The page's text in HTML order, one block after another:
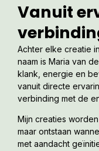
Vanuit
Achter elke creatie
naam is Maria van
klank, energie en
vanuit directe
verbinding met de
Mijn creaties worden
maar ontstaan
met aandacht